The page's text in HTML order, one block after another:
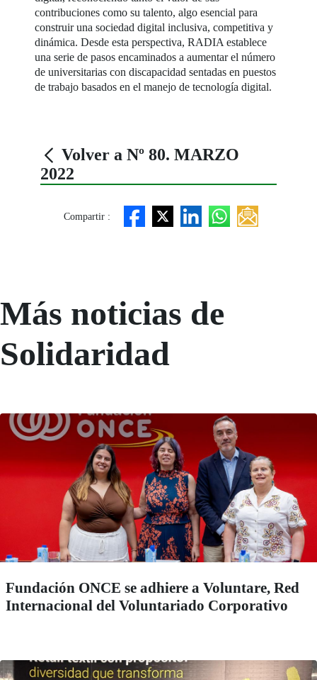
contribuciones como su talento, algo esencial para
construir una sociedad digital inclusiva, competitiva y
dinámica. Desde esta perspectiva, RADIA establece
una serie de pasos encaminados a aumentar el número
de universitarias con discapacidad sentadas en puestos
de trabajo basados en el manejo de tecnología digital.
Volver a Nº 80. MARZO
2022
Compartir :
Más noticias de
Solidaridad
Fundación ONCE se adhiere a Voluntare, Red
Internacional del Voluntariado Corporativo